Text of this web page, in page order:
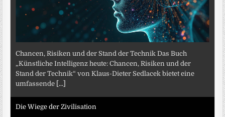
Chancen, Risiken und der Stand der Technik Das Buch
„Künstliche Intelligenz heute: Chancen, Risiken und der
Stand der Technik“ von Klaus-Dieter Sedlacek bietet eine
umfassende [...]
Die Wiege der Zivilisation